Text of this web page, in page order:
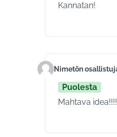
Kannatan!
Kommentti 170
Nimetön
Puolesta
Mahtava